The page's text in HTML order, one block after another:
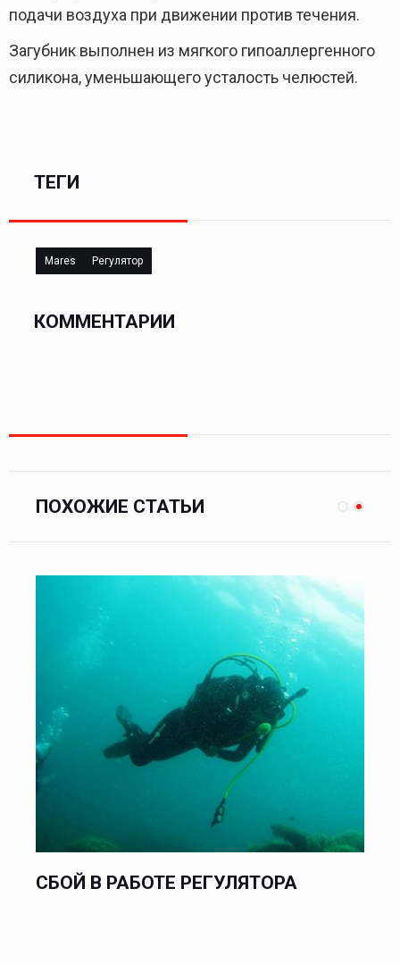
подачи воздуха при движении против течения.
Загубник выполнен из мягкого гипоаллергенного
силикона, уменьшающего усталость челюстей.
ТЕГИ
Mares Регулятор
КОММЕНТАРИИ
ПОХОЖИЕ СТАТЬИ
СБОЙ В РАБОТЕ РЕГУЛЯТОРА